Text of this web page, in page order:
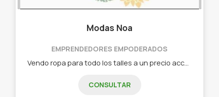
Modas Noa
EMPRENDEDORES EMPODERADOS
CONSULTAR